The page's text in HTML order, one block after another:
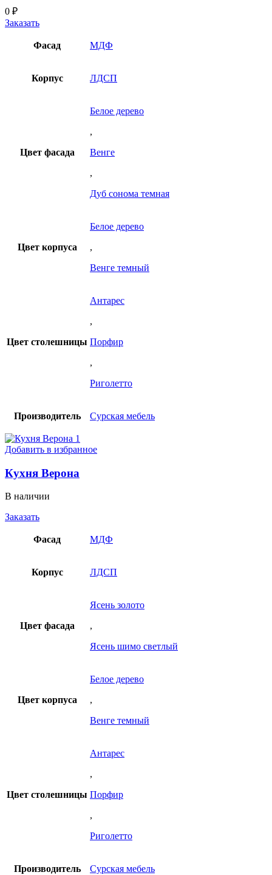
0 ₽
Заказать
Фасад МДФ
Корпус ЛДСП
Цвет фасада
Белое дерево
,
Венге
,
Дуб сонома темная
Цвет корпуса
Белое дерево
,
Венге темный
Цвет столешницы
Антарес
,
Порфир
,
Риголетто
Производитель Сурская мебель
Добавить в избранное
Кухня Верона
В наличии
Заказать
Фасад МДФ
Корпус ЛДСП
Цвет фасада
Ясень золото
,
Ясень шимо светлый
Цвет корпуса
Белое дерево
,
Венге темный
Цвет столешницы
Антарес
,
Порфир
,
Риголетто
Производитель Сурская мебель